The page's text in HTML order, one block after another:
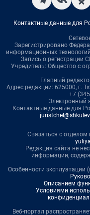
Контактные данные для
Зарегистрировано
информационных
Запись о регистрации
Учредитель: Общество с
Главный
Адрес редакции: 625000, г.
+7
Электронный
Контактные данные для
Связаться с
Редакция сайта не
информации,
Особенности эксплуатации
Описанием
Условиями
Веб-портал